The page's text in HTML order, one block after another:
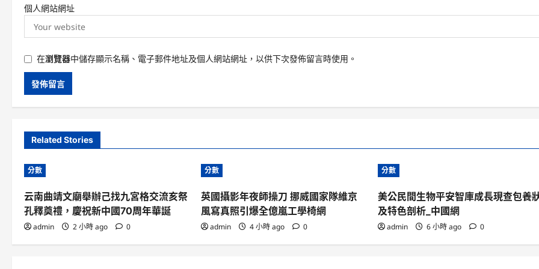
個人網站網址
在瀏覽器中儲存顯示名稱、電子郵件地址及個人網站網址，以供下次發佈留言時使用。
Related Stories
分數
云南曲靖文廟舉辦己找九宮格交流亥祭
孔釋奠禮，慶祝新中國70周年華誕
admin 2 小時 ago 0
分數
英國攝影年夜師操刀 挪威國家隊維京
風寫真照引爆全億嵐工學椅網
admin 4 小時 ago 0
分數
美公民間生物平安智庫成長現查包養
及特色剖析_中國網
admin 6 小時 ago 0